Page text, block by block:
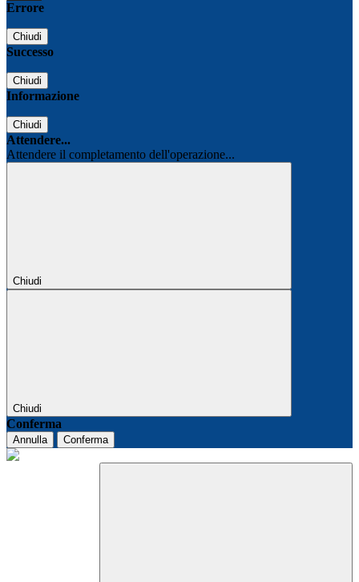
Errore
Chiudi
Successo
Chiudi
Informazione
Chiudi
Attendere...
Attendere il completamento dell'operazione...
Chiudi
Chiudi
Conferma
Annulla Conferma